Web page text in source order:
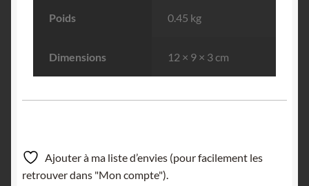
Poids 0.45 kg
Dimensions 12 × 9 × 3 cm
Ajouter à ma liste d’envies (pour facilement les
retrouver dans "Mon compte").